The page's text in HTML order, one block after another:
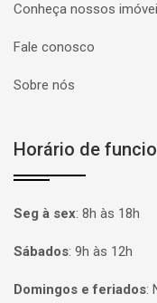
Conheça nossos
Fale conosco
Sobre nós
Horário de
Seg à sex: 8h às 18h
Sábados: 9h às 12h
Domingos e feriados: